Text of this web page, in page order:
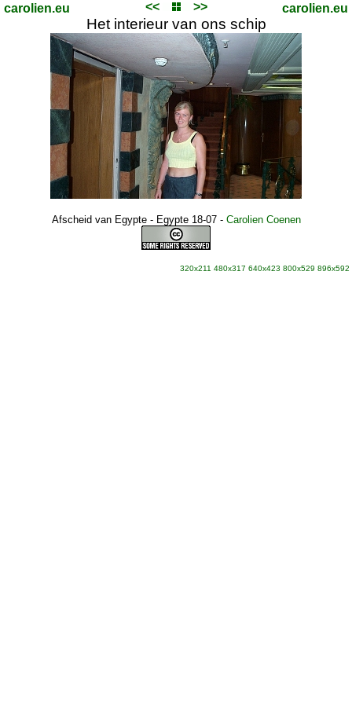
carolien.eu << >> carolien.eu
Het interieur van ons schip
Afscheid van Egypte - Egypte 18-07- Carolien Coenen
320x211 480x317 640x423 800x529 896x592